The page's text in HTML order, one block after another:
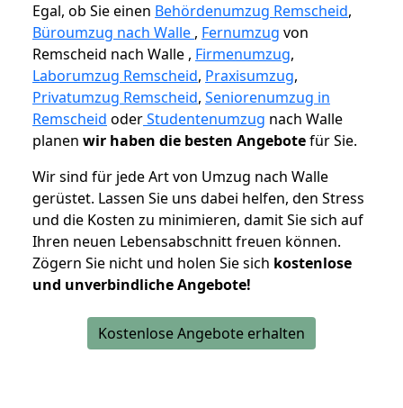
Egal, ob Sie einen Behördenumzug Remscheid,
Büroumzug nach Walle , Fernumzug von
Remscheid nach Walle , Firmenumzug,
Laborumzug Remscheid, Praxisumzug,
Privatumzug Remscheid, Seniorenumzug in
Remscheid oderStudentenumzug nach Walle
planen wir haben die besten Angebotefür Sie.
Wir sind für jede Art von Umzug nach Walle
gerüstet. Lassen Sie uns dabei helfen, den Stress
und die Kosten zu minimieren, damit Sie sich auf
Ihren neuen Lebensabschnitt freuen können.
Zögern Sie nicht und holen Sie sich kostenlose
und unverbindliche Angebote!
Kostenlose Angebote erhalten